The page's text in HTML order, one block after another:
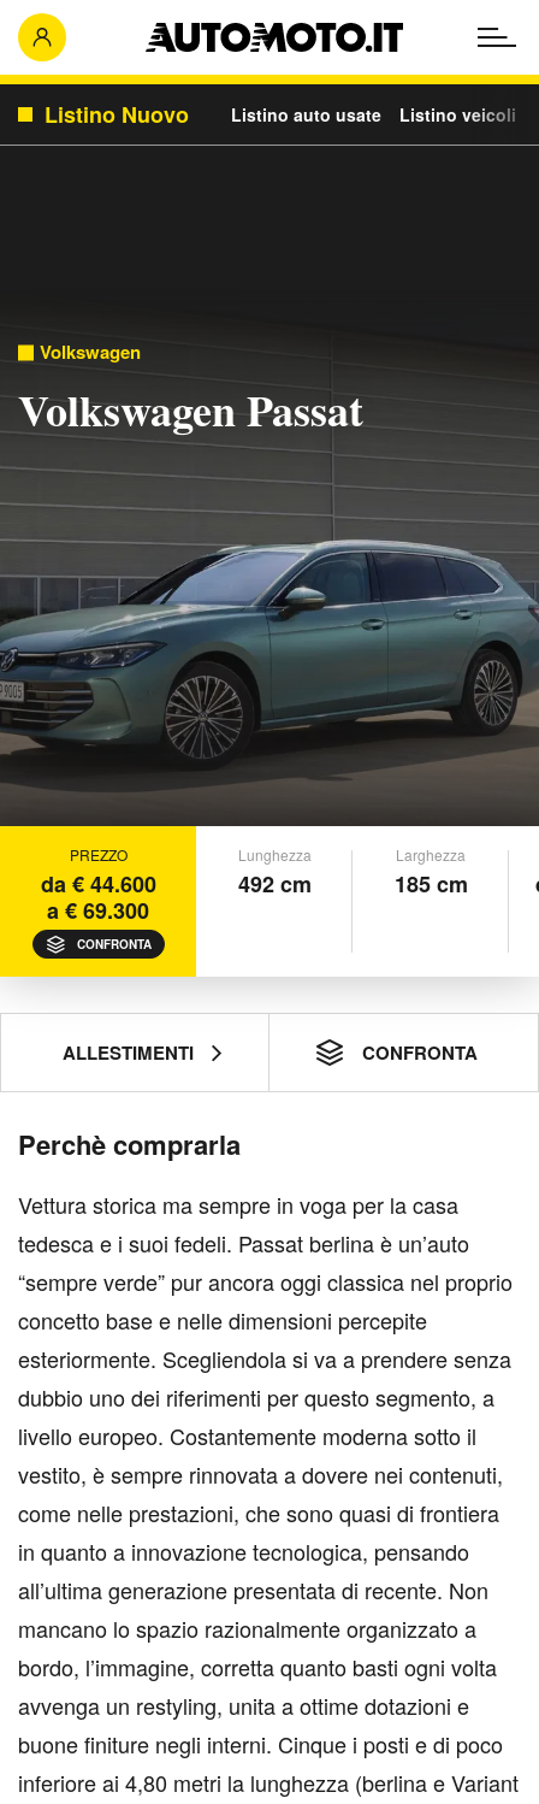
Listino Nuovo Listino auto usate Listino veicoli
Volkswagen
Volkswagen Passat
PREZZO
da € 44.600
a € 69.300
CONFRONTA
Lunghezza
492 cm
Larghezza
185 cm
ALLESTIMENTI CONFRONTA
Perchè comprarla
Vettura storica ma sempre in voga per la casa
tedesca e i suoi fedeli. Passat berlina è un’auto
“sempre verde” pur ancora oggi classica nel proprio
concetto base e nelle dimensioni percepite
esteriormente. Scegliendola si va a prendere senza
dubbio uno dei riferimenti per questo segmento, a
livello europeo. Costantemente moderna sotto il
vestito, è sempre rinnovata a dovere nei contenuti,
come nelle prestazioni, che sono quasi di frontiera
in quanto a innovazione tecnologica, pensando
all’ultima generazione presentata di recente. Non
mancano lo spazio razionalmente organizzato a
bordo, l’immagine, corretta quanto basti ogni volta
avvenga un restyling, unita a ottime dotazioni e
buone finiture negli interni. Cinque i posti e di poco
inferiore ai 4,80 metri la lunghezza (berlina e Variant